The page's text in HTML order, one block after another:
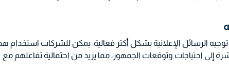
الرسائل الإعلانية بشكل أكثر فعالية. يمكن للشركات استخدام
إلى احتياجات وتوقعات الجمهور، مما يزيد من احتمالية تفاعلهم مع